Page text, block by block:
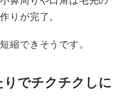
りが完了。
縮できそうです。
でチクチクしに